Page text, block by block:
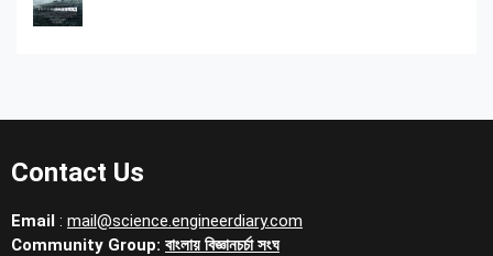
Contact Us
Email : mail@science.engineerdiary.com
Community Group: বাংলায় বিজ্ঞানচর্চা সংঘ